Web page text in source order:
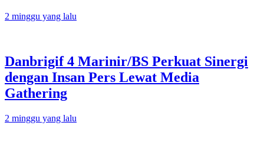
2 minggu yang lalu
Danbrigif 4 Marinir/BS Perkuat Sinergi
dengan Insan Pers Lewat Media
Gathering
2 minggu yang lalu